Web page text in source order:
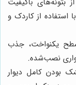
از کاردک و
سطح یکنواخت، جذب
نصب‌شده.
بودن کامل دیوار